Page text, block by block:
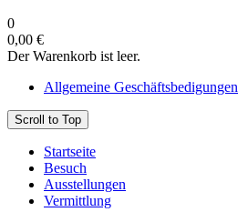
0
0,00 €
Der Warenkorb ist leer.
Allgemeine Geschäftsbedigungen
Scroll to Top
Startseite
Besuch
Ausstellungen
Vermittlung